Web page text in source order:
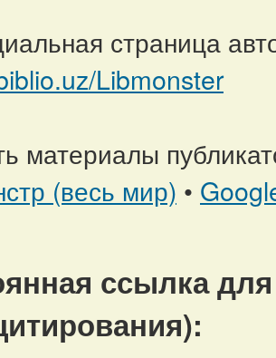
страница
Libmonster
материалы
(весь мир) •
ссылка